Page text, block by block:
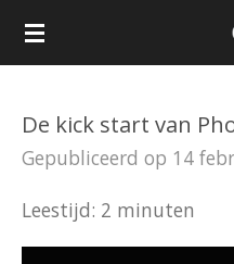
Ga
direct
de
hoofdinhoud
De kick start van
Gepubliceerd op 14
Leestijd: 2 minuten